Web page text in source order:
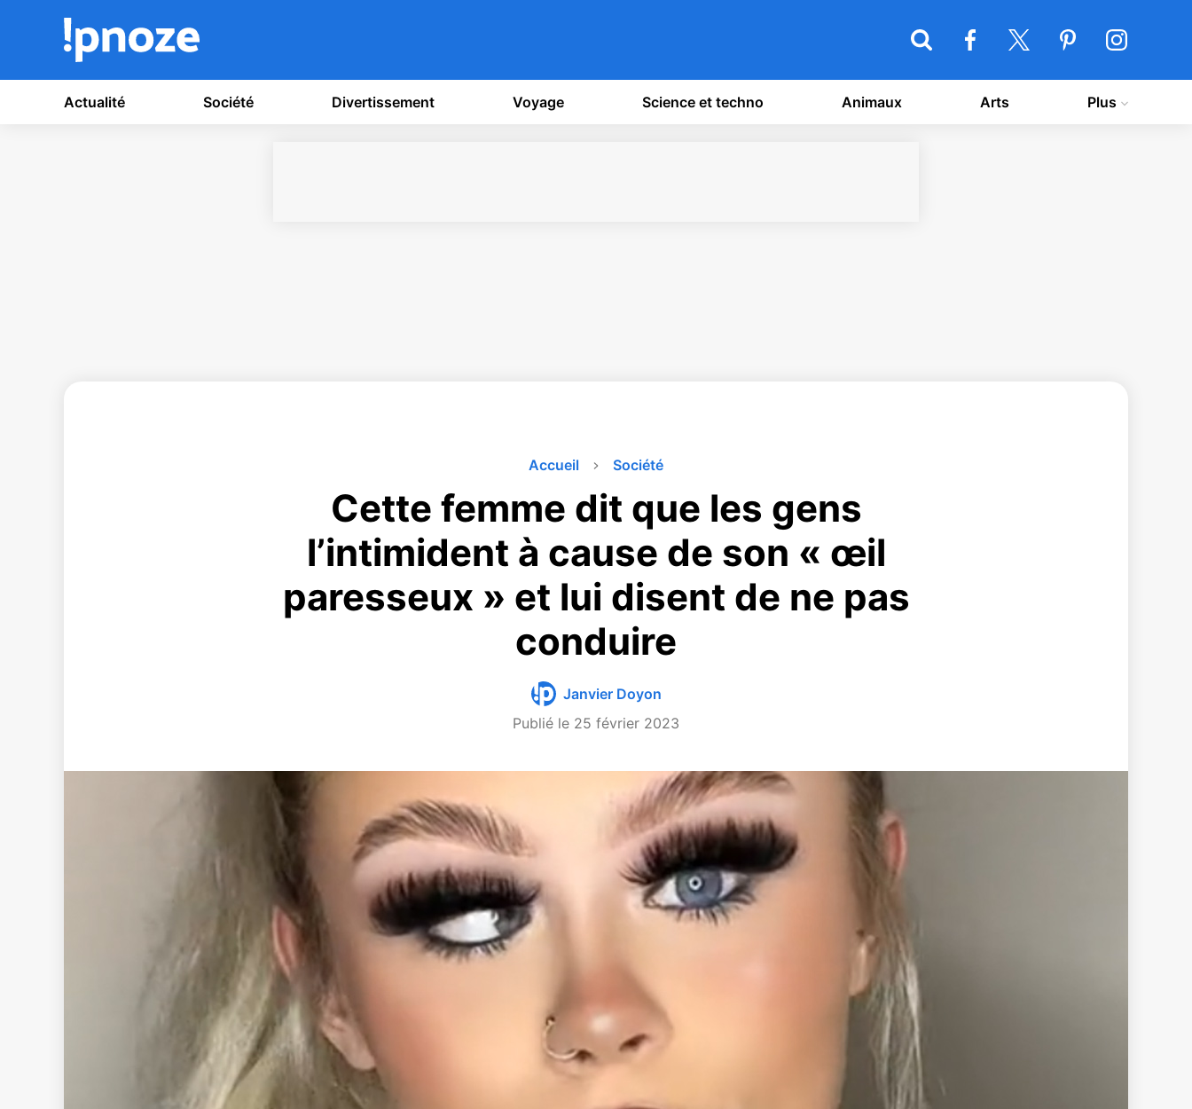
Actualité Société Divertissement Voyage Science et techno Animaux Arts Plus
Accueil Société
Cette femme dit que les gens
l’intimident à cause de son « œil
paresseux » et lui disent de ne pas
conduire
Janvier Doyon
Publié le 25 février 2023